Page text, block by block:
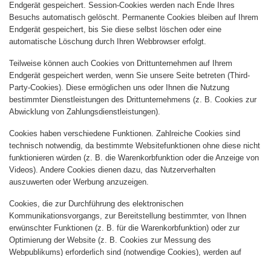
Endgerät gespeichert. Session-Cookies werden nach Ende Ihres
Besuchs automatisch gelöscht. Permanente Cookies bleiben auf Ihrem
Endgerät gespeichert, bis Sie diese selbst löschen oder eine
automatische Löschung durch Ihren Webbrowser erfolgt.
Teilweise können auch Cookies von Drittunternehmen auf Ihrem
Endgerät gespeichert werden, wenn Sie unsere Seite betreten (Third-
Party-Cookies). Diese ermöglichen uns oder Ihnen die Nutzung
bestimmter Dienstleistungen des Drittunternehmens (z. B. Cookies zur
Abwicklung von Zahlungsdienstleistungen).
Cookies haben verschiedene Funktionen. Zahlreiche Cookies sind
technisch notwendig, da bestimmte Websitefunktionen ohne diese nicht
funktionieren würden (z. B. die Warenkorbfunktion oder die Anzeige von
Videos). Andere Cookies dienen dazu, das Nutzerverhalten
auszuwerten oder Werbung anzuzeigen.
Cookies, die zur Durchführung des elektronischen
Kommunikationsvorgangs, zur Bereitstellung bestimmter, von Ihnen
erwünschter Funktionen (z. B. für die Warenkorbfunktion) oder zur
Optimierung der Website (z. B. Cookies zur Messung des
Webpublikums) erforderlich sind (notwendige Cookies), werden auf